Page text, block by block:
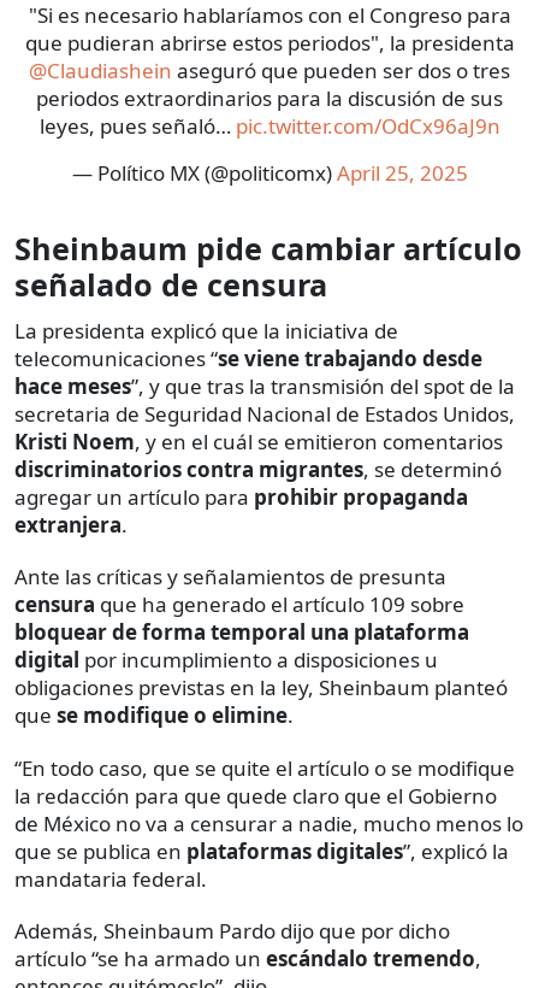
"Si es necesario hablaríamos con el Congreso para
que pudieran abrirse estos periodos", la presidenta
@Claudiashein aseguró que pueden ser dos o tres
periodos extraordinarios para la discusión de sus
leyes, pues señaló… pic.twitter.com/OdCx96aJ9n
— Político MX (@politicomx)April 25, 2025
Sheinbaum pide cambiar artículo
señalado de censura
La presidenta explicó que la iniciativa de
telecomunicaciones “se viene trabajando desde
hace meses”, y que tras la transmisión del spot de la
secretaria de Seguridad Nacional de Estados Unidos,
Kristi Noem, y en el cuál se emitieron comentarios
discriminatorios contra migrantes, se determinó
agregar un artículo para prohibir propaganda
extranjera.
Ante las críticas y señalamientos de presunta
censura que ha generado el artículo 109 sobre
bloquear de forma temporal una plataforma
digital por incumplimiento a disposiciones u
obligaciones previstas en la ley, Sheinbaum planteó
que se modifique o elimine.
“En todo caso, que se quite el artículo o se modifique
la redacción para que quede claro que el Gobierno
de México no va a censurar a nadie, mucho menos lo
que se publica en plataformas digitales”, explicó la
mandataria federal.
Además, Sheinbaum Pardo dijo que por dicho
artículo “se ha armado un escándalo tremendo,